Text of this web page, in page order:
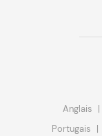
Anglais
Portugais